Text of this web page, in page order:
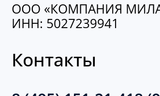
ООО «КОМПАНИЯ
ИНН: 5027239941
Контакты